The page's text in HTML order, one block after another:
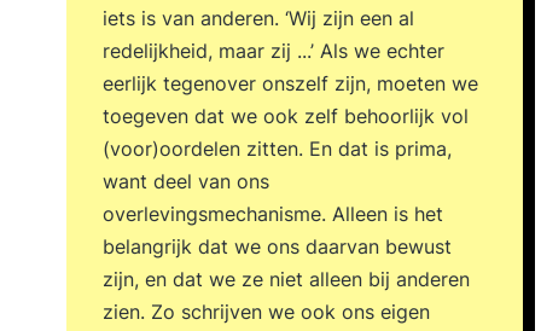
iets is van anderen. ‘Wij zijn een al
redelijkheid, maar zij ...’ Als we echter
eerlijk tegenover onszelf zijn, moeten we
toegeven dat we ook zelf behoorlijk vol
(voor)oordelen zitten. En dat is prima,
want deel van ons
overlevingsmechanisme. Alleen is het
belangrijk dat we ons daarvan bewust
zijn, en dat we ze niet alleen bij anderen
zien. Zo schrijven we ook ons eigen